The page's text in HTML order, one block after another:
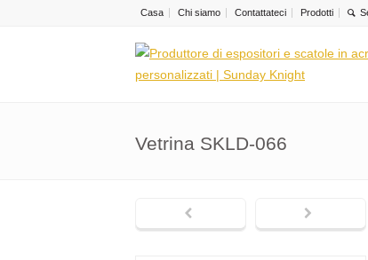
Casa Chi siamo Contattateci Prodotti
Vetrina SKLD-066